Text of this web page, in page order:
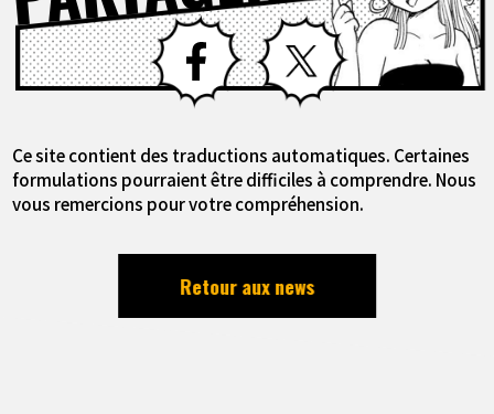
Facebook X
Ce site contient des traductions automatiques. Certaines
formulations pourraient être difficiles à comprendre. Nous
vous remercions pour votre compréhension.
Retour aux news